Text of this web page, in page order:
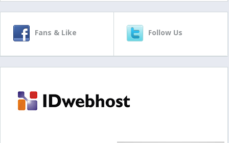
Fans & Like Follow Us